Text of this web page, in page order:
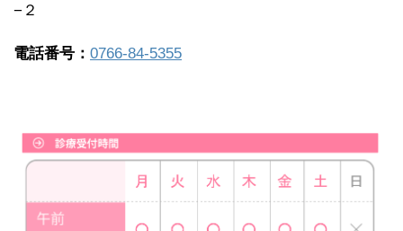
−２
電話番号： 0766-84-5355